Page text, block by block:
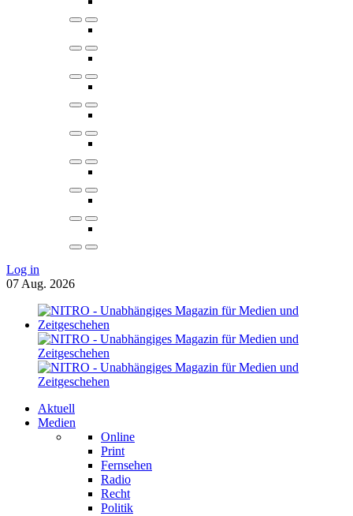
Log in
07 Aug. 2026
Aktuell
Medien
Online
Print
Fernsehen
Radio
Recht
Politik